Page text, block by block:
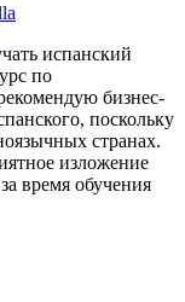
испанский
по
бизнес-
поскольку
странах.
изложение
время обучения